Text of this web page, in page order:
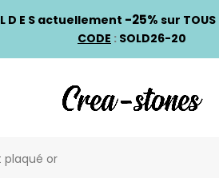
L D E S actuellement -25% sur
CODE : SOLD26-20
plaqué or